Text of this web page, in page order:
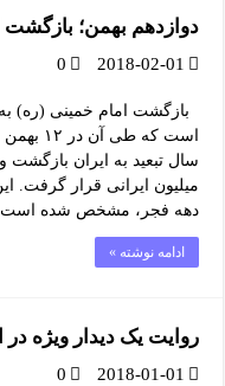
دوازدهم بهمن؛ بازگشت
2018-02-01
0
سال تبعید به ایران
میلیون ایرانی قرار گرفت.
دهه فجر، مشخص شده‌ است.
ادامه نوشته »
روایت یک دیدار ویژه در
2018-01-01
0